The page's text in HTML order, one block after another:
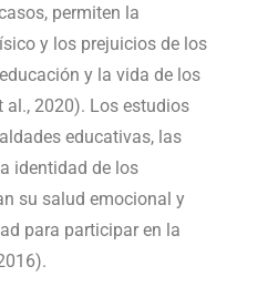
permiten la
y los prejuicios de los
y la vida de los
al., 2020). Los estudios
educativas, las
identidad de los
su salud emocional y
para participar en la